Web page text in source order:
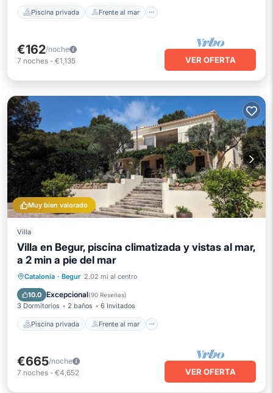
Piscina privada Frente al mar
€162/noche
7 noches - €1,135 VER OFERTA
Muy bien valorado
Villa
Villa en Begur, piscina climatizada y vistas al mar,
a 2 min a pie del mar
Catalonia · Begur 2.02 mi al centro
10.0 Excepcional(90 Reseñas)
3 Dormitorios 2 baños 6 Invitados
Piscina privada Frente al mar
Piscina privada
Frente al mar
Aparcamiento
€665/noche
7 noches - €4,652 VER OFERTA